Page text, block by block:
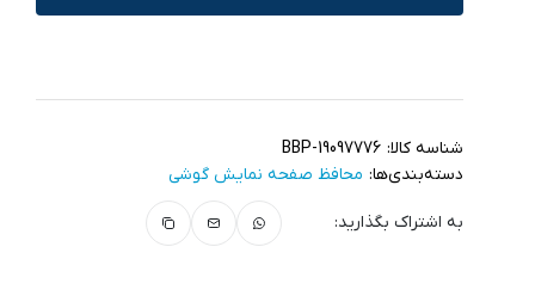
شناسه کالا: BBP-19097776
دسته‌بندی‌ها: محافظ صفحه نمایش گوشی
به اشتراک بگذارید: